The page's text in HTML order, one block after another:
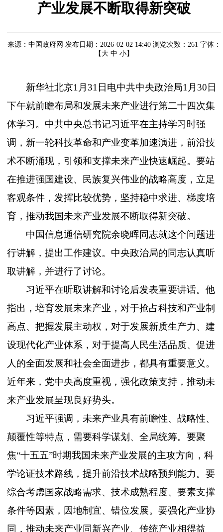
产业发展不断取得新突破
来源：中国政府网 发布日期：2026-02-02 14:40 浏览次数： 261 字体：
【 大 中 小】
新华社北京1月31日电中共中央政治局1月30日
下午就前瞻布局和发展未来产业进行第二十四次集
体学习。中共中央总书记习近平在主持学习时强
调，新一轮科技革命和产业变革加速演进，前沿技
术不断涌现，引领和支撑未来产业快速崛起。要站
在推进强国建设、民族复兴伟业的战略高度，立足
客观条件，发挥比较优势，坚持稳中求进、梯度培
育，推动我国未来产业发展不断取得新突破。
中国信息通信研究院余晓晖同志就这个问题进
行讲解，提出工作建议。中央政治局的同志认真听
取讲解，并进行了讨论。
习近平在听取讲解和讨论后发表重要讲话。他
指出，培育发展未来产业，对于抢占科技和产业制
高点、把握发展主动权，对于发展新质生产力、建
设现代化产业体系，对于提高人民生活品质、促进
人的全面发展和社会全面进步，都具有重要意义。
近年来，党中央高度重视，强化政策支持，推动未
来产业发展呈现良好势头。
习近平强调，未来产业具有前瞻性、战略性、
颠覆性等特点，需要科学谋划、全局统筹。要聚
焦“十五五”时期我国未来产业发展的主攻方向，科
学论证技术路线，提升前沿技术战略预判能力。要
综合考虑国家战略需求、技术成熟程度、要素支撑
条件等因素，因地制宜、错位发展。要强化产业协
同，推动未来产业同新兴产业、传统产业相得益